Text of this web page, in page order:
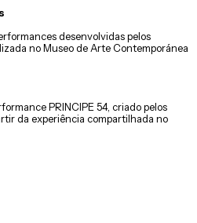
desenvolvidas pelos
no Museo de Arte Contemporánea
PRINCIPE 54, criado pelos
da experiência compartilhada no